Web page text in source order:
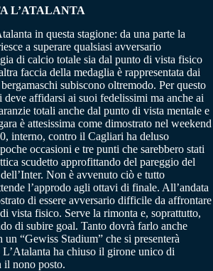
L’ATALANTA
in questa stagione: da una parte la
a superare qualsiasi avversario
di calcio totale sia dal punto di vista fisico
faccia della medaglia è rappresentata dai
subiscono oltremodo. Per questo
affidarsi ai suoi fedelissimi ma anche ai
totali anche dal punto di vista mentale e
è attesissima come dimostrato nel weekend
interno, contro il Cagliari ha deluso
occasioni e tre punti che sarebbero stati
scudetto approfittando del pareggio del
Non è avvenuto ciò e tutto
l’approdo agli ottavi di finale. All’andata
di essere avversario difficile da affrontare
vista fisico. Serve la rimonta e, soprattutto,
di subire goal. Tanto dovrà farlo anche
un “Gewiss Stadium” che si presenterà
ha chiuso il girone unico di
il nono posto.